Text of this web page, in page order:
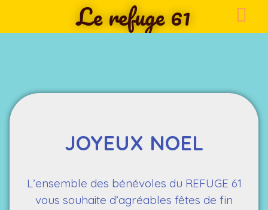
Le refuge 61
JOYEUX NOEL
L’ensemble des bénévoles du REFUGE 61
vous souhaite d’agréables fêtes de fin